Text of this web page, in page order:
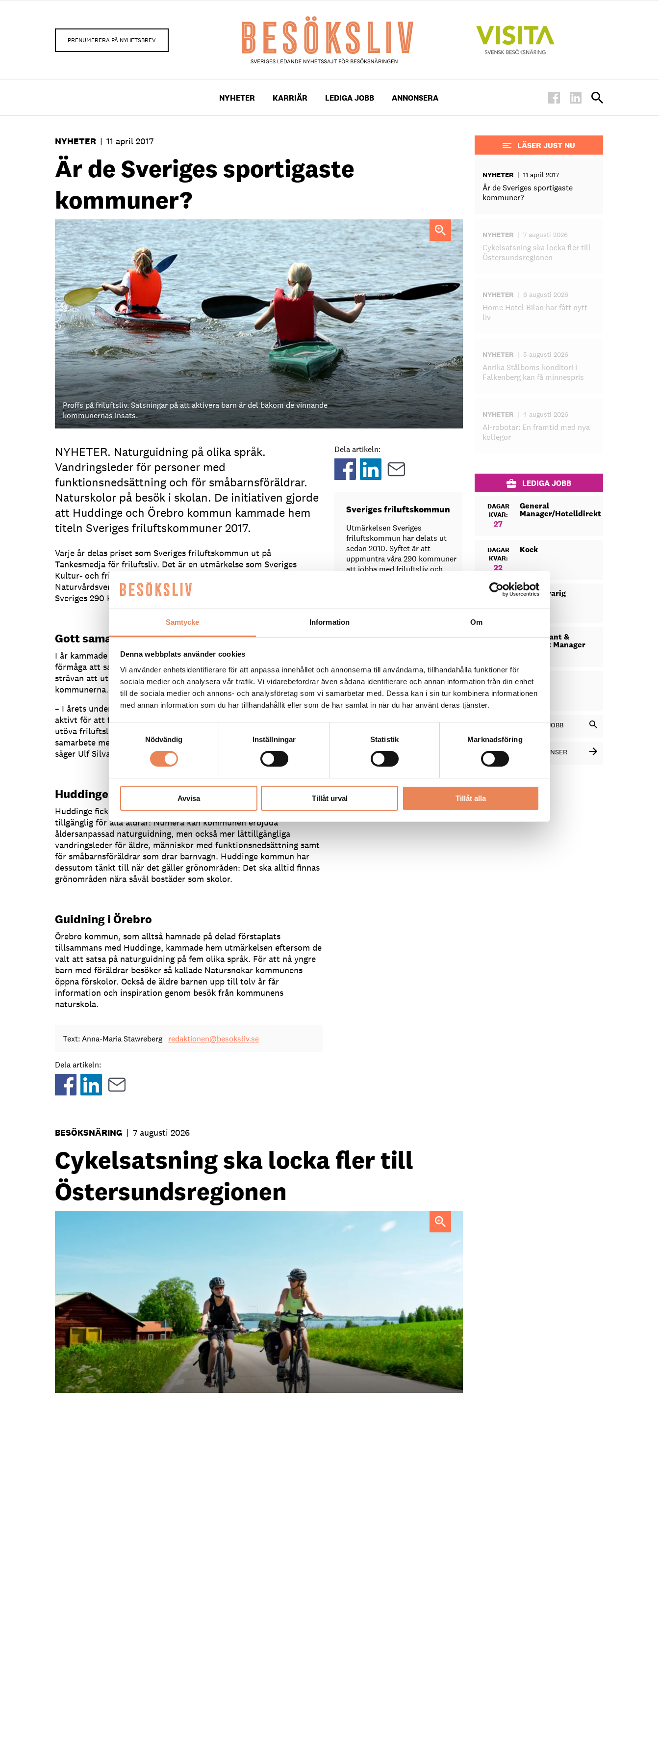
Samtycke Information Om
Denna webbplats använder cookies
Vi använder enhetsidentifierare för att anpassa innehållet och annonserna till användarna, tillhandahålla funktioner för
sociala medier och analysera vår trafik. Vi vidarebefordrar även sådana identifierare och annan information från din enhet
till de sociala medier och annons- och analysföretag som vi samarbetar med. Dessa kan i sin tur kombinera informationen
med annan information som du har tillhandahållit eller som de har samlat in när du har använt deras tjänster.
Nödvändig
Inställningar Statistik Marknadsföring
Avvisa Tillåt urval Tillåt alla
PRENUMERERA PÅ NYHETSBREV
NYHETER KARRIÄR LEDIGA JOBB ANNONSERA
NYHETER | 11 april 2017
Är de Sveriges sportigaste
kommuner?
Proffs på friluftsliv. Satsningar på att aktivera barn är del bakom de vinnande
kommunernas insats.
NYHETER. Naturguidning på olika språk.
Vandringsleder för personer med
funktionsnedsättning och för småbarnsföräldrar.
Naturskolor på besök i skolan. De initiativen gjorde
att Huddinge och Örebro kommun kammade hem
titeln Sveriges friluftskommuner 2017.
Varje år delas priset som Sveriges friluftskommun ut på
Tankesmedja för friluftsliv. Det är en utmärkelse som Sveriges
Kultur- och fritidschefers förening tillsammans med
Naturvårdsverket och Svenskt friluftsliv delar ut till någon av
Sveriges 290 kommuner.
Gott samarbete bakom vinst
I år kammade Huddinge och Örebro kommun hem full pott för sin
förmåga att samarbeta med en rad olika samhällsaktörer i sin
strävan att utveckla och öka kultur-, natur- och friluftsvärdena i
kommunerna.
– I årets undersökning kan vi också se att många kommuner arbetar
aktivt för att förbättra förutsättningarna för barn och unga att
utöva friluftsliv. Det är också glädjande att det är ett gott
samarbete med friluftsorganisationer och övriga civilsamhället,
säger Ulf Silvander, generalsekreterare Svenskt Friluftsliv.
Huddinge tänker på grönområden
Huddinge fick titeln tack vare sitt arbete med att göra naturen
tillgänglig för alla åldrar: Numera kan kommunen erbjuda
åldersanpassad naturguidning, men också mer lättillgängliga
vandringsleder för äldre, människor med funktionsnedsättning samt
för småbarnsföräldrar som drar barnvagn. Huddinge kommun har
dessutom tänkt till när det gäller grönområden: Det ska alltid finnas
grönområden nära såväl bostäder som skolor.
Guidning i Örebro
Örebro kommun, som alltså hamnade på delad förstaplats
tillsammans med Huddinge, kammade hem utmärkelsen eftersom de
valt att satsa på naturguidning på fem olika språk. För att nå yngre
barn med föräldrar besöker så kallade Natursnokar kommunens
öppna förskolor. Också de äldre barnen upp till tolv år får
information och inspiration genom besök från kommunens
naturskola.
Text: Anna-Maria Stawreberg redaktionen@besoksliv.se
Dela artikeln:
Dela artikeln:
Sveriges friluftskommun
Utmärkelsen Sveriges
friluftskommun har delats ut
sedan 2010. Syftet är att
uppmuntra våra 290 kommuner
att jobba med friluftsliv och
kommun som får titeln.
BESÖKSNÄRING | 7 augusti 2026
Cykelsatsning ska locka fler till
Östersundsregionen
LÄSER JUST NU
NYHETER | 11 april 2017
Är de Sveriges sportigaste
kommuner?
NYHETER | 7 augusti 2026
Cykelsatsning ska locka fler till
Östersundsregionen
NYHETER | 6 augusti 2026
Home Hotel Bilan har fått nytt
liv
NYHETER | 5 augusti 2026
Anrika Stålboms konditori i
Falkenberg kan få minnespris
NYHETER | 4 augusti 2026
AI-robotar: En framtid med nya
kollegor
LEDIGA JOBB
DAGAR
KVAR:
27
General
Manager/Hotelldirektör
DAGAR
KVAR:
22
Kock
DAGAR
23
Säljansvarig
DAGAR
Restaurant &
Banquet Manager
DAGAR
KVAR:
12
VD
SÖK BLAND LEDIGA JOBB
SE FLER PLATSANNONSER